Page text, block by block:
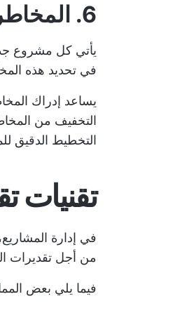
6. المخاطر
يأتي كل مشروع
في تحديد هذه
يساعد إدراك
التخفيف من
التخطيط الدقيق
تقنيات
في إدارة
من أجل تقديرات
فيما يلي بعض